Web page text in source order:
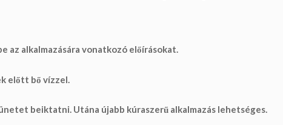
az alkalmazására vonatkozó előírásokat.
előtt bő vízzel.
beiktatni. Utána újabb kúraszerű alkalmazás lehetséges.